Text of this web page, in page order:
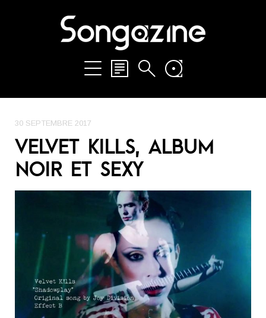
30 SEPTEMBRE 2017
VELVET KILLS, ALBUM
NOIR ET SEXY